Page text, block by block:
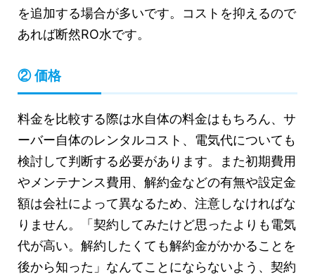
を追加する場合が多いです。コストを抑えるので
あれば断然RO水です。
② 価格
料金を比較する際は水自体の料金はもちろん、サ
ーバー自体のレンタルコスト、電気代についても
検討して判断する必要があります。また初期費用
やメンテナンス費用、解約金などの有無や設定金
額は会社によって異なるため、注意しなければな
りません。「契約してみたけど思ったよりも電気
代が高い。解約したくても解約金がかかることを
後から知った」なんてことにならないよう、契約